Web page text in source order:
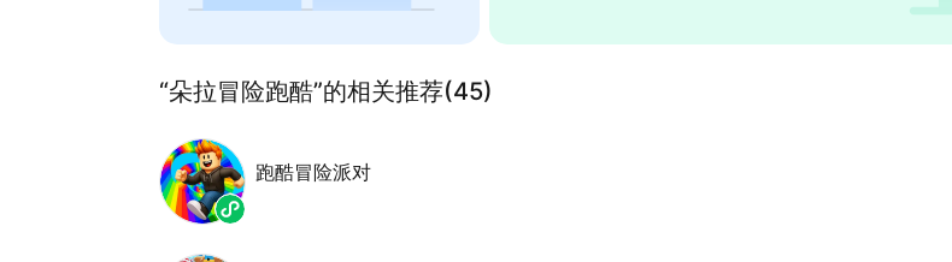
“朵拉冒险跑酷”的相关推荐(45)
跑酷冒险派对